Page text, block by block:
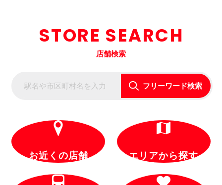
STORE SEARCH
店舗検索
フリーワード検索
お近くの店舗 エリアから探す